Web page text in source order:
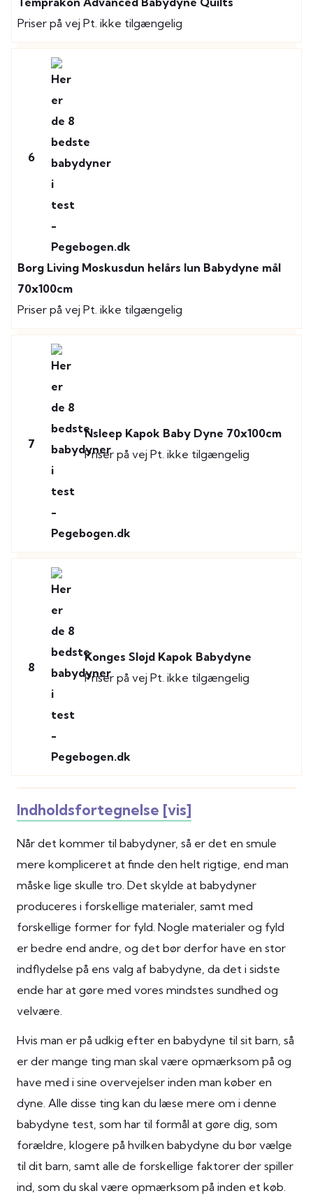
Priser på vej Pt. ikke tilgængelig
6
Borg Living Moskusdun helårs lun Babydyne mål
70x100cm
Priser på vej Pt. ikke tilgængelig
7
Nsleep Kapok Baby Dyne 70x100cm
Priser på vej Pt. ikke tilgængelig
8
Konges Sløjd Kapok Babydyne
Priser på vej Pt. ikke tilgængelig
Indholdsfortegnelse [vis]
Når det kommer til babydyner, så er det en smule
mere kompliceret at finde den helt rigtige, end man
måske lige skulle tro. Det skylde at babydyner
produceres i forskellige materialer, samt med
forskellige former for fyld. Nogle materialer og fyld
er bedre end andre, og det bør derfor have en stor
indflydelse på ens valg af babydyne, da det i sidste
ende har at gøre med vores mindstes sundhed og
velvære.
Hvis man er på udkig efter en babydyne til sit barn, så
er der mange ting man skal være opmærksom på og
have med i sine overvejelser inden man køber en
dyne. Alle disse ting kan du læse mere om i denne
babydyne test, som har til formål at gøre dig, som
forældre, klogere på hvilken babydyne du bør vælge
til dit barn, samt alle de forskellige faktorer der spiller
ind, som du skal være opmærksom på inden et køb.